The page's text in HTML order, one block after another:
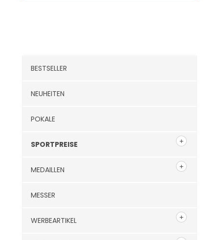
BESTSELLER
NEUHEITEN
POKALE
SPORTPREISE
MEDAILLEN
MESSER
WERBEARTIKEL